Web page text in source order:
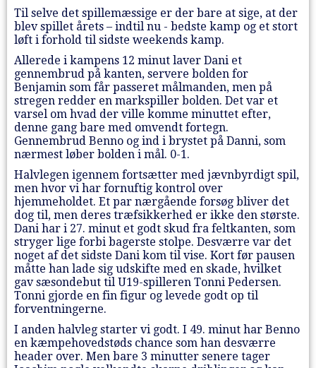
Til selve det spillemæssige er der bare at sige, at der
blev spillet årets – indtil nu - bedste kamp og et stort
løft i forhold til sidste weekends kamp.
Allerede i kampens 12 minut laver Dani et
gennembrud på kanten, servere bolden for
Benjamin som får passeret målmanden, men på
stregen redder en markspiller bolden. Det var et
varsel om hvad der ville komme minuttet efter,
denne gang bare med omvendt fortegn.
Gennembrud Benno og ind i brystet på Danni, som
nærmest løber bolden i mål. 0-1.
Halvlegen igennem fortsætter med jævnbyrdigt spil,
men hvor vi har fornuftig kontrol over
hjemmeholdet. Et par nærgående forsøg bliver det
dog til, men deres træfsikkerhed er ikke den største.
Dani har i 27. minut et godt skud fra feltkanten, som
stryger lige forbi bagerste stolpe. Desværre var det
noget af det sidste Dani kom til vise. Kort før pausen
måtte han lade sig udskifte med en skade, hvilket
gav sæsondebut til U19-spilleren Tonni Pedersen.
Tonni gjorde en fin figur og levede godt op til
forventningerne.
I anden halvleg starter vi godt. I 49. minut har Benno
en kæmpehovedstøds chance som han desværre
header over. Men bare 3 minutter senere tager